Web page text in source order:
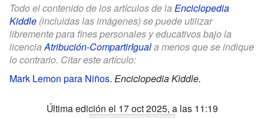
Todo el contenido de los artículos de la Enciclopedia
Kiddle (incluidas las imágenes) se puede utilizar
libremente para fines personales y educativos bajo la
licenciaAtribución-CompartirIguala menos que se indique
lo contrario. Citar este artículo:
Mark Lemon para Niños. Enciclopedia Kiddle.
Última edición el 17 oct 2025, a las 11:19